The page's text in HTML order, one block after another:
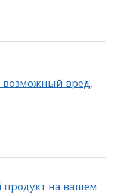
вред,
на вашем